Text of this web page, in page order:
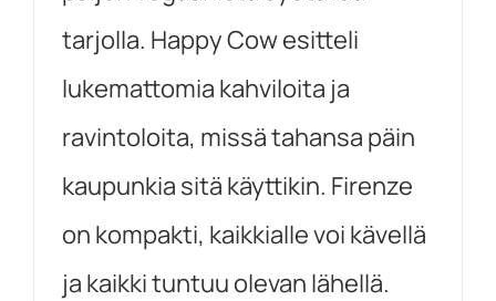
tarjolla. Happy Cow esitteli
lukemattomia kahviloita ja
ravintoloita, missä tahansa päin
kaupunkia sitä käyttikin. Firenze
on kompakti, kaikkialle voi kävellä
ja kaikki tuntuu olevan lähellä.